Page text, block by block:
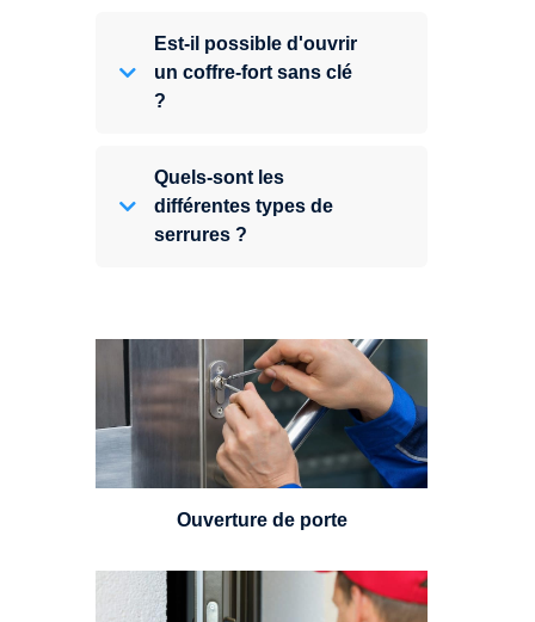
Est-il possible d'ouvrir
un coffre-fort sans clé
?
Quels-sont les
différentes types de
serrures ?
Vous avez perdu vos clés ou la
porte s'est refermée derrière vous
? Un serrurier est disponible
24h/7.
Ouverture de porte
Un serrurier sera en mesure de